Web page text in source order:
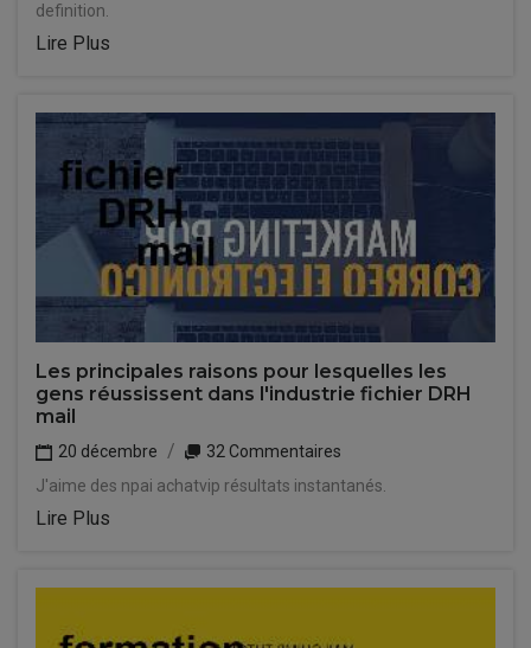
definition.
Lire Plus
Les principales raisons pour lesquelles les
gens réussissent dans l'industrie fichier DRH
mail
20 décembre
32 Commentaires
J'aime des npai achatvip résultats instantanés.
Lire Plus